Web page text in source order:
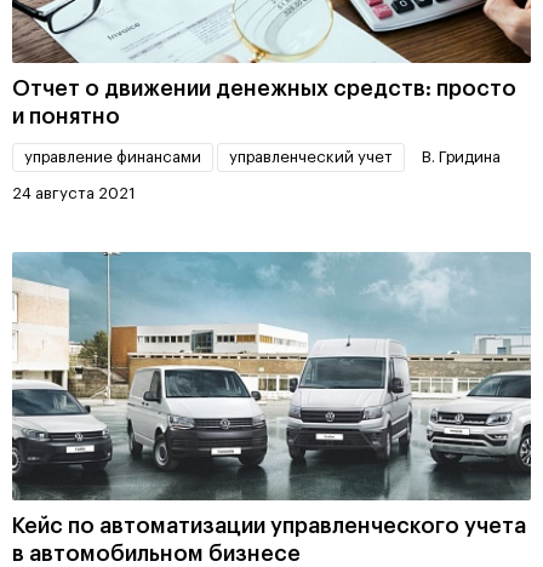
Отчет о движении денежных средств: просто
и понятно
управление финансами управленческий учет В. Гридина
24 августа 2021
Кейс по автоматизации управленческого учета
в автомобильном бизнесе